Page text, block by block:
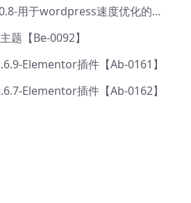
WP Rocket v3.10.8-用于wordpress速度优化的缓存加速插件【Cd-0019】
题【Be-0092】
Elementor插件【Ab-0161】
Elementor插件【Ab-0162】